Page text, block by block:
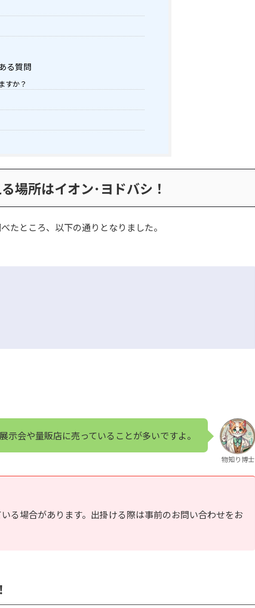
る質問
すか？
場所はイオン･ヨドバシ！
たところ、以下の通りとなりました。
示会や量販店に売っていることが多いですよ。
物知り博士
る場合があります。出掛ける際は事前のお問い合わせをお